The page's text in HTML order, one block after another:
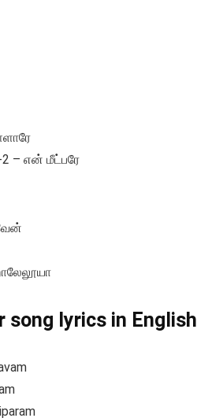
2 – என் மீட்பரே
song lyrics in English